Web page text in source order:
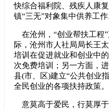
快综合福利院、残疾人康
镇“三无”对象集中供养工作
在沧州，“创业帮扶工程
际，沧州市人社局局长王
培训在促进就业和创业中
次免费培训；另一方面，
县(市、区)建立“公共创业
全民创业的各项扶持政策。
意莫高于爱民，行莫厚